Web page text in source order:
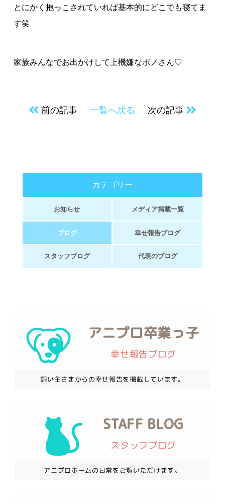
とにかく抱っこされていれば基本的にどこでも寝てま
す笑
家族みんなでお出かけして上機嫌なポノさん♡
前の記事 一覧へ戻る 次の記事
カテゴリー
お知らせ メディア掲載一覧
ブログ 幸せ報告ブログ
スタッフブログ 代表のブログ
アニプロ卒業っ子
幸せ報告ブログ
飼い主さまからの幸せ報告を掲載しています。
STAFF BLOG
スタッフブログ
アニプロホームの日常をご覧いただけます。